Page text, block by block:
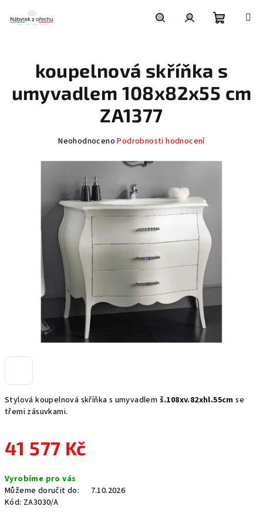
obsah
košík
Stylová koupelnová skříňka s umyvadlem š.108xv.82xhl.55cm se
třemi zásuvkami.
41 577 Kč
cena:
Vyrobíme pro vás
Můžeme doručit do:
7.10.2026
Kód: ZA3030/A
koupelnová skříňka s
umyvadlem 108x82x55 cm
ZA1377
Průměrné
produktu
z
hvězdiček.
Neohodnoceno Podrobnosti hodnocení